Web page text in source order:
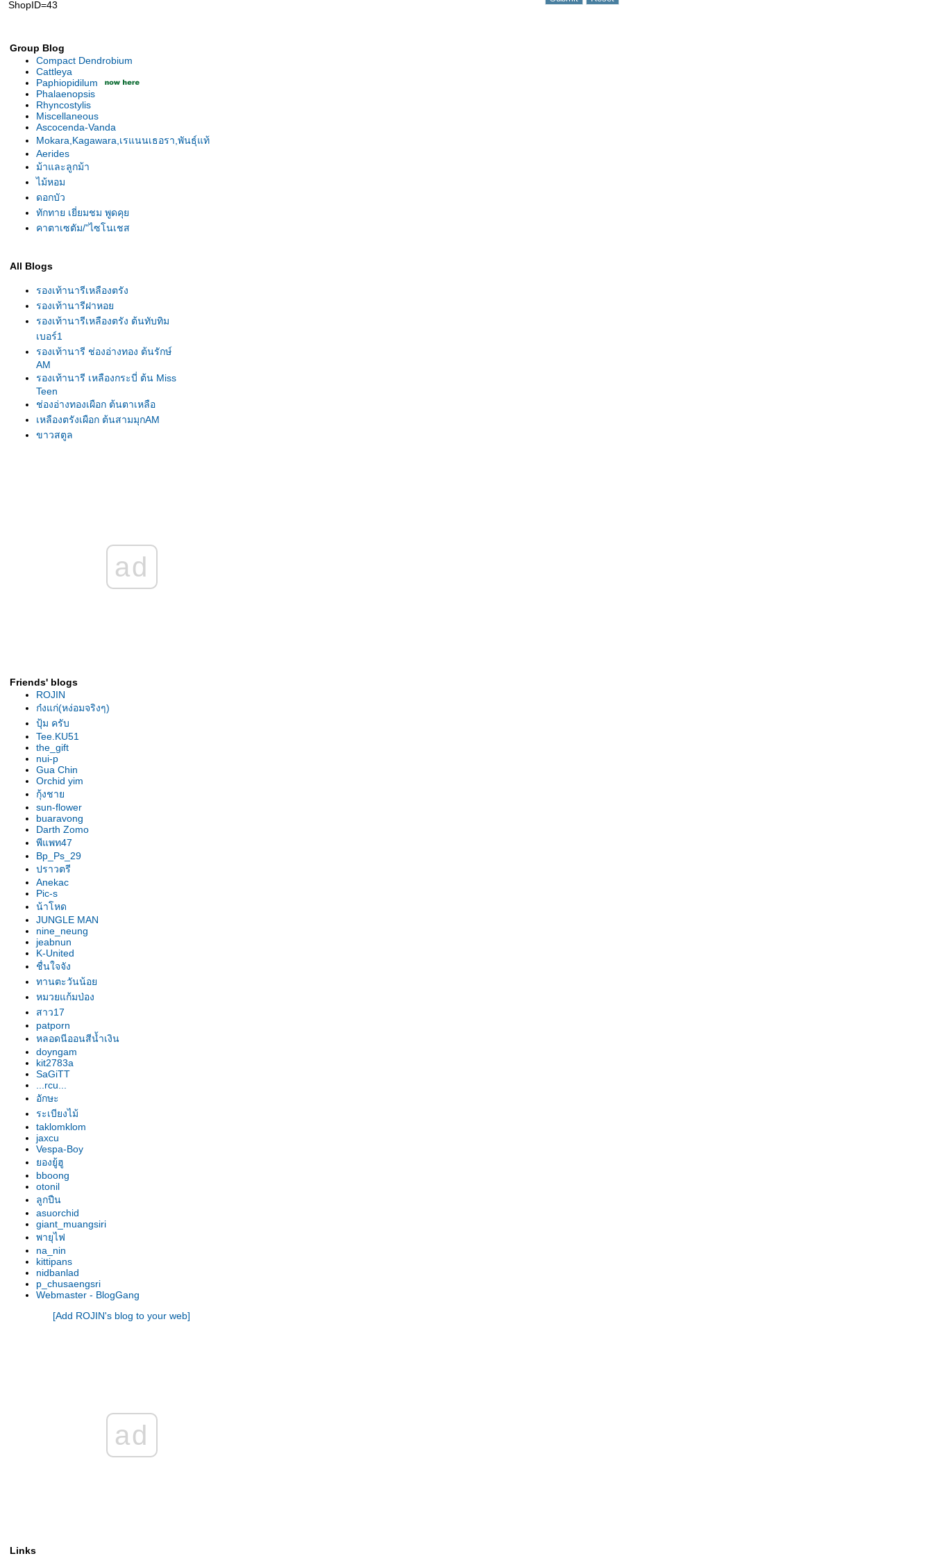
ShopID=43
Group Blog
Compact Dendrobium
Cattleya
Paphiopidilum
Phalaenopsis
Rhyncostylis
Miscellaneous
Ascocenda-Vanda
Mokara,Kagawara,เรแนนเธอรา,พันธุ์แท้
Aerides
ม้าและลูกม้า
ไม้หอม
ดอกบัว
ทักทาย เยี่ยมชม พูดคุ
คาตาเซตัม/"ไซโนเชส
All Blogs
รองเท้านารีเหลืองตรัง
รองเท้านารีฝาหอ
รองเท้านารีเหลืองตรัง ต้นทับทิม
เบอร์1
รองเท้านารี ช่องอ่างทอง ต้นรักษ์
AM
รองเท้านารี เหลืองกระบี่ ต้น Miss
Teen
ช่องอ่างทองเผือก ต้นตาเหลือ
เหลืองตรังเผือก ต้นสามมุกAM
ขาวสตูล
รองเท้านารีเหลืองกระบี่ ต้นกระบี่
รองเท้านารีเหลืองกระบี่ ต้นสนธยา
รองเท้านารี เหลืองกระบี่ ต้น" 2 in
1"
รองเท้านารี ขาวสตูล ต้น
ลาดกระบัง
เหลืองตรัง "The Disc"
เหลืองตรัง " ของแปลก "
รองเท้านารี ฝาหอย 2009
รองเท้านารี ฝาหอย9
รองเท้านารี ฝาหอย2008
รองเท้านารีฝาหอย ที่2ลาดกระบัง
รองเท้านารี เหลีองปราจีน ต้น
สวนหลวง
รองเท้านารี เหลืองปราจีน "
มิตรภาพ "
รองเท้านารีลูกผสม3สา
รองเท้านารี เหลืองปราจีน"อัญชลี"
รองเท้านารี เหลืองปราจีน "กลมบ็
อก"
รองเท้านารี เหลืองปราจีน "สุธี
วรรณ"
รองเท้านารี เหลืองปราจีน "สาธิต"
รองเท้านารี เหลืองปราจีน
"วาสนา"
รองเท้านารี ฝาหอ
รองเท้านารี JC9
รองเท้านารี เหลืองปราจีน
รองเท้านารี JC16
รองเท้านารี JC16
รองเท้านารี เหลืองปราจีน*ช่อง
อ่างทองเผือก
รองเท้านารี เหลืองปราจีน
รองเท้านารี ขาวชุมพร
รองเท้านารี เหลืงกระบี่*เกลาโคไฟ
ลุม
รองเท้านารี เหลืองปราจีน*ช่อง
อ่างทองเผือก
รองเท้านารี เหลืองปราจีน
รองเท้านารี เหลืองปราจีน
รองเท้านารี เหลิองตรัง
รองเท้านารี กระบี่ x เกาโค
รองเท้านารี เหลืองตรัง
รองเท้านารี ขาวชุมพร
รองเท้านารี เหลืองปราจีน x ช่อง
รองเท้านารี ขาวสตูล
รองเท้านารี ดอกเตอร์ แจค
ad
Friends' blogs
ROJIN
ก๋งแก่(หง่อมจริงๆ)
ปุ้ม ครับ
Tee.KU51
the_gift
nui-p
Gua Chin
Orchid yim
กุ้งชา
sun-flower
buaravong
Darth Zomo
พีแพท47
Bp_Ps_29
ปราวตรี
Anekac
Pic-s
น้าโหด
JUNGLE MAN
nine_neung
jeabnun
K-United
ชื่นใจจัง
ทานตะวันน้อ
หมวยแก้มป่อง
สาว17
patporn
หลอดนีออนสีน้ำเงิน
doyngam
kit2783a
SaGiTT
...rcu...
อักษะ
ระเบียงไม้
taklomklom
jaxcu
Vespa-Boy
องยู้ฮู
bboong
otonil
ลูกปืน
asuorchid
giant_muangsiri
พายุไฟ
na_nin
kittipans
nidbanlad
p_chusaengsri
Webmaster - BlogGang
[Add ROJIN's blog to your web]
ad
Links